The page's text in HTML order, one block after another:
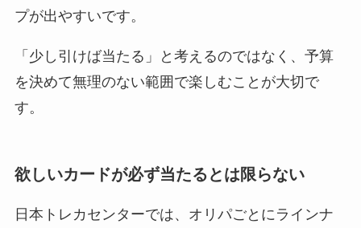
プが出やすいです。
「少し引けば当たる」と考えるのではなく、予算
を決めて無理のない範囲で楽しむことが大切で
す。
欲しいカードが必ず当たるとは限らない
日本トレカセンターでは、オリパごとにラインナ